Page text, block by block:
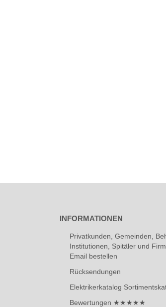
INFORMATIONEN
Privatkunden, Gemeinden,
Institutionen, Spitäler und
Email bestellen
Rücksendungen
Elektrikerkatalog
Bewertungen ★★★★★